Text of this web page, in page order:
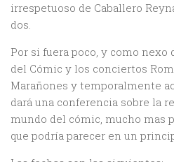
irrespetuoso de Caballero
dos.
Por si fuera poco, y como
del Cómic y los conciertos
Marañones y temporalmente
dará una conferencia sobre la
mundo del cómic, mucho mas
que podría parecer en un